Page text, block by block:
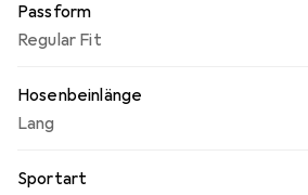
Passform
Regular Fit
Hosenbeinlänge
Lang
Sportart